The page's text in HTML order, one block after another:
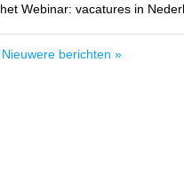
het Webinar: vacatures in
Nieuwere berichten »